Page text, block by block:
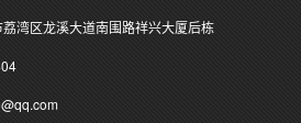
湾区龙溪大道南围路祥兴大厦后栋